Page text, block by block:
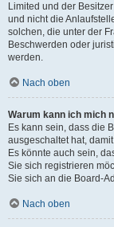
Limited und der
und nicht die
solchen, die unter der
Beschwerden oder
werden.
Nach oben
Warum kann ich mich
Es kann sein, dass die
ausgeschaltet hat,
Es könnte auch sein,
Sie sich registrieren
Sie sich an die Board-
Nach oben